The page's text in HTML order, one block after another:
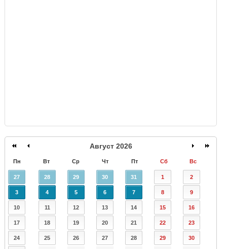
Август 2026
Пн Вт Ср Чт Пт Сб Вс
27 28 29 30 31 1 2
3 4 5 6 7 8 9
10 11 12 13 14 15 16
17 18 19 20 21 22 23
24 25 26 27 28 29 30